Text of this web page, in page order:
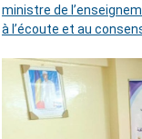
ministre de
à l’écoute et au